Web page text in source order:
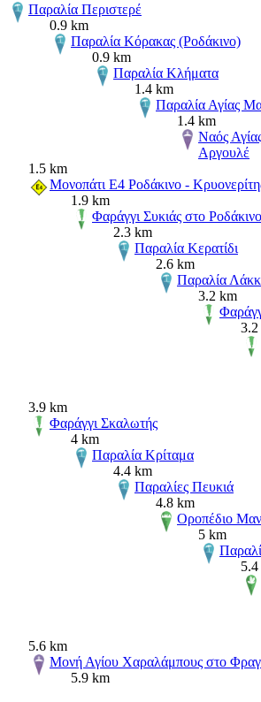
Παραλία Περιστερέ
0.9 km
Παραλία Κόρακας (Ροδάκινο)
0.9 km
Παραλία Κλήματα
1.4 km
Παραλία Αγίας
1.4 km
Ναός
Αργουλέ
1.5 km
Μονοπάτι Ε4 Ροδάκινο -
1.9 km
Φαράγγι Συκιάς στο Ροδάκινο
2.3 km
Παραλία Κερατίδι
2.6 km
Παραλία
3.2 km
3.9 km
Φαράγγι Σκαλωτής
4 km
Παραλία Κρίταμα
4.4 km
Παραλίες Πευκιά
4.8 km
Οροπέδιο
5 km
5.6 km
Μονή Αγίου Χαραλάμπους στο
5.9 km